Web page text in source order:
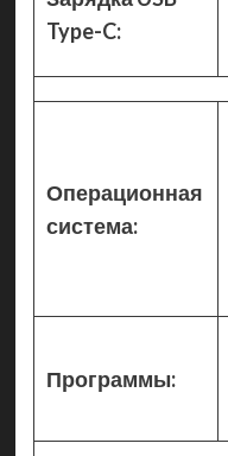
Type-C:
Операционная
система:
Программы: